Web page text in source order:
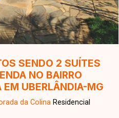
SENDO 2 SUÍTES
NO BAIRRO
EM UBERLÂNDIA-MG
da Colina Residencial